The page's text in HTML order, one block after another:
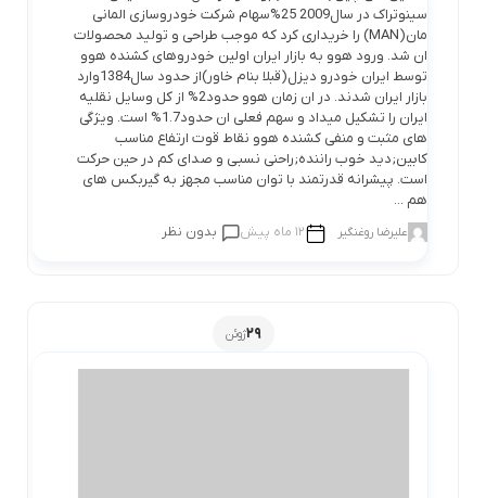
سینوتراک در سال2009 25%سهام شرکت خودروسازی المانی
مان(MAN) را خریداری کرد که موجب طراحی و تولید محصولات
ان شد. ورود هوو به بازار ایران اولین خودروهای کشنده هوو
توسط ایران خودرو دیزل(قبلا بنام خاور)از حدود سال1384وارد
بازار ایران شدند. در ان زمان هوو حدود2% از کل وسایل نقلیه
ایران را تشکیل میداد و سهم فعلی ان حدود1.7% است. ویژگی
های مثبت و منفی کشنده هوو نقاط قوت ارتفاع مناسب
کابین;دید خوب راننده;راحنی نسبی و صدای کم در حین حرکت
است. پیشرانه قدرتمند با توان مناسب مجهز به گیربکس های
هم ...
علیرضا روغنگیر 12 ماه پیش بدون نظر
29ژوئن